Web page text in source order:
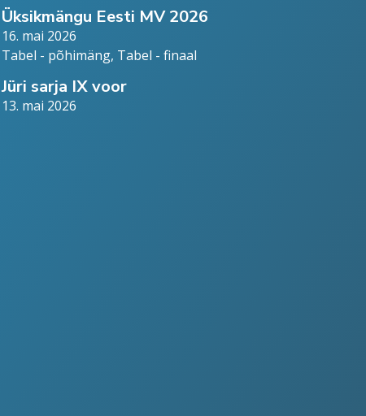
Üksikmängu Eesti MV 2026
16. mai 2026
Tabel - põhimäng, Tabel - finaal
Jüri sarja IX voor
13. mai 2026